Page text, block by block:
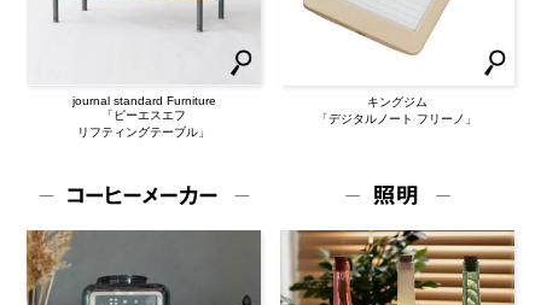
journal standard Furniture
「ピーエスエフ
リフティングテーブル」
キングジム
「デジタルノート フリーノ」